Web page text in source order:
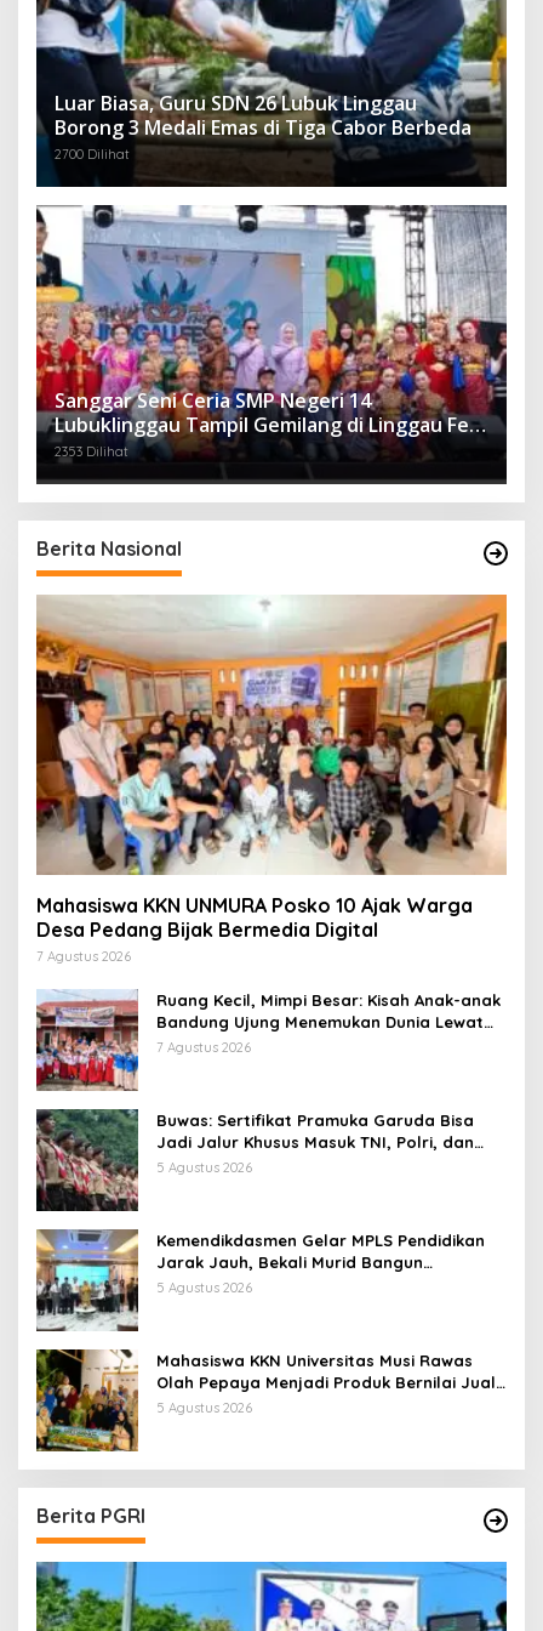
Luar Biasa, Guru SDN 26 Lubuk Linggau
Borong 3 Medali Emas di Tiga Cabor Berbeda
2700 Dilihat
Sanggar Seni Ceria SMP Negeri 14
Lubuklinggau Tampil Gemilang di Linggau Fest
2025
2353 Dilihat
Berita Nasional
Mahasiswa KKN UNMURA Posko 10 Ajak Warga
Desa Pedang Bijak Bermedia Digital
7 Agustus 2026
Ruang Kecil, Mimpi Besar: Kisah Anak-anak
Bandung Ujung Menemukan Dunia Lewat
Literasi
7 Agustus 2026
Buwas: Sertifikat Pramuka Garuda Bisa
Jadi Jalur Khusus Masuk TNI, Polri, dan
Perguruan Tinggi
5 Agustus 2026
Kemendikdasmen Gelar MPLS Pendidikan
Jarak Jauh, Bekali Murid Bangun
Kemandirian Belajar
5 Agustus 2026
Mahasiswa KKN Universitas Musi Rawas
Olah Pepaya Menjadi Produk Bernilai Jual
Tinggi, Dorong UMKM Desa Air Satan
5 Agustus 2026
Berita PGRI